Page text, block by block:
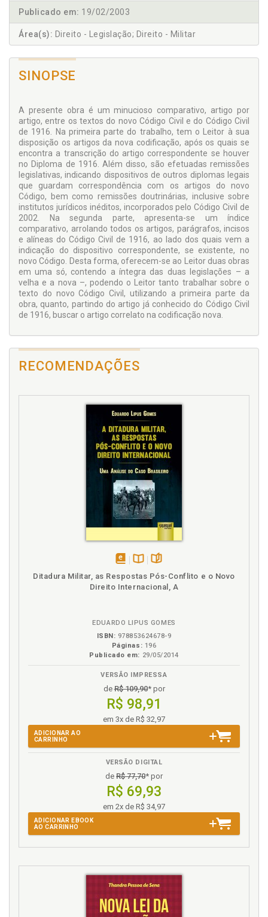
Publicado em: 19/02/2003
Área(s): Direito - Legislação; Direito - Militar
SINOPSE
A presente obra é um minucioso comparativo, artigo por
artigo, entre os textos do novo Código Civil e do Código Civil
de 1916. Na primeira parte do trabalho, tem o Leitor à sua
disposição os artigos da nova codificação, após os quais se
encontra a transcrição do artigo correspondente se houver
no Diploma de 1916. Além disso, são efetuadas remissões
legislativas, indicando dispositivos de outros diplomas legais
que guardam correspondência com os artigos do novo
Código, bem como remissões doutrinárias, inclusive sobre
institutos jurídicos inéditos, incorporados pelo Código Civil de
2002. Na segunda parte, apresenta-se um índice
comparativo, arrolando todos os artigos, parágrafos, incisos
e alíneas do Código Civil de 1916, ao lado dos quais vem a
indicação do dispositivo correspondente, se existente, no
novo Código. Desta forma, oferecem-se ao Leitor duas obras
em uma só, contendo a íntegra das duas legislações – a
velha e a nova –, podendo o Leitor tanto trabalhar sobre o
texto do novo Código Civil, utilizando a primeira parte da
obra, quanto, partindo do artigo já conhecido do Código Civil
de 1916, buscar o artigo correlato na codificação nova.
RECOMENDAÇÕES
em
Ditadura Militar, as Respostas Pós-Conflito e o Novo
Direito Internacional, A
EDUARDO LIPUS GOMES
ISBN: 978853624678-9
Páginas: 196
Publicado em: 29/05/2014
VERSÃO IMPRESSA
deR$ 109,90* por
R$ 98,91
em 3x de R$ 32,97
ADICIONAR AO
CARRINHO
VERSÃO DIGITAL
de R$ 77,70* por
R$ 69,93
em 2x de R$ 34,97
ADICIONAR EBOOK
AO CARRINHO